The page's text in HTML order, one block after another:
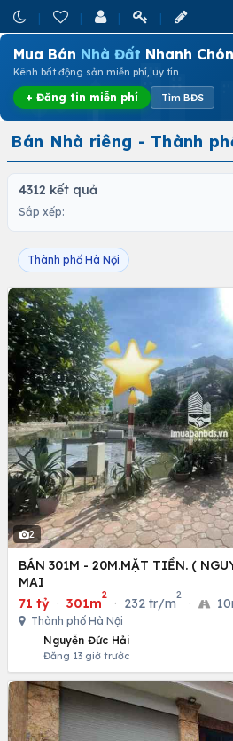
Mua Bán Nhà Đất Nhanh
Kênh bất động sản miễn phí, uy tín
+ Đăng tin miễn phí Tìm BĐS
Bán Nhà riêng - Thành
4312 kết quả
Sắp xếp:
Thành phố Hà Nội
2
BÁN 301M - 20M.MẶT TIỀN. (
MAI
71 tỷ · 301m
2
· 232 tr/m
2
·
Thành phố Hà Nội
Nguyễn Đức Hải
Đăng 13 giờ trước